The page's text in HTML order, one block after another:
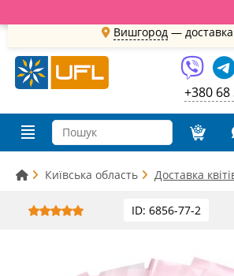
Вишгород — доставка
+380 68
Київська область Доставка
ID: 6856-77-2